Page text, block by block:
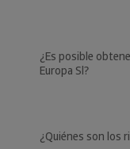
¿Es posible
Europa Sl?
¿Quiénes son los